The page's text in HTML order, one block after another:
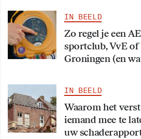
IN BEELD
Zo regel je een
sportclub, VvE
Groningen (en
IN BEELD
Waarom het
iemand mee te
uw